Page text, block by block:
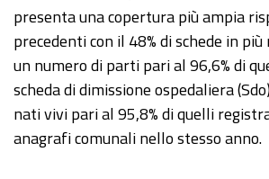
presenta una copertura più ampia
precedenti con il 48% di schede in
un numero di parti pari al 96,6% di
scheda di dimissione ospedaliera
nati vivi pari al 95,8% di quelli
anagrafi comunali nello stesso anno.